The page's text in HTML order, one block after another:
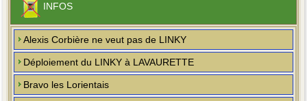
INFOS
Alexis Corbière ne veut pas de LINKY
Déploiement du LINKY à LAVAURETTE
Bravo les Lorientais